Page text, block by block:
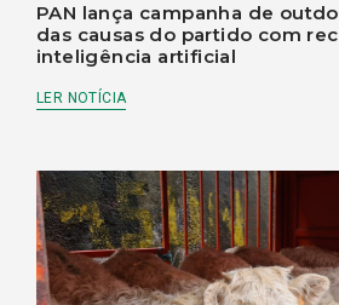
PAN lança campanha de
das causas do partido com
inteligência artificial
LER NOTÍCIA